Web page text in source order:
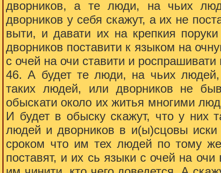
дворников, а те люди, на чьих
дворников у себя скажут, а их не
выти, и давати их на крепкия
дворников поставити к языком на
с очей на очи ставити и
46. А будет те люди, на чьих людей,
таких людей, или дворников не
обыскати около их житья многими
И будет в обыску скажут, что у них
людей и дворников в и(ы)сцовы
сроком что им тех людей по тому
поставят, и их сь языки с очей на